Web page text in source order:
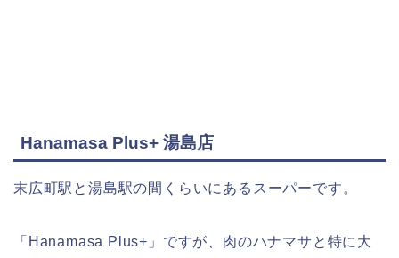
Hanamasa Plus+ 湯島店
末広町駅と湯島駅の間くらいにあるスーパーです。
「Hanamasa Plus+」ですが、肉のハナマサと特に大